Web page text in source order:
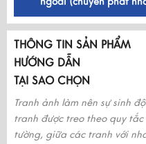
THÔNG TIN SẢN PHẨM
HƯỚNG DẪN
TẠI SAO CHỌN
Tranh ảnh làm nên sự sinh
tranh được treo theo quy
tường, giữa các tranh với